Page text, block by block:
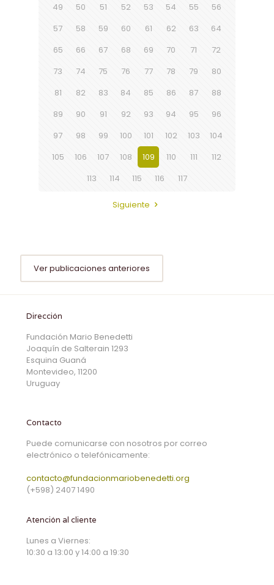
49
50 51 52 53 54 55
56
57
58 59 60 61 62 63
64
65
66 67 68 69 70 71
72
73
74 75 76 77 78 79
80
81
82 83 84 85 86 87
88
89
90 91 92 93 94 95
96
97
98 99 100 101 102 103
104
105
106 107 108 109 110 111
112
113
114 115 116 117
Siguiente
Ver publicaciones anteriores
Dirección
Fundación Mario Benedetti
Joaquín de Salterain 1293
Esquina Guaná
Montevideo, 11200
Uruguay
Contacto
Puede comunicarse con nosotros por correo
electrónico o telefónicamente:
contacto@fundacionmariobenedetti.org
(+598) 2407 1490
Atención al cliente
Lunes a Viernes:
10:30 a 13:00 y 14:00 a 19:30